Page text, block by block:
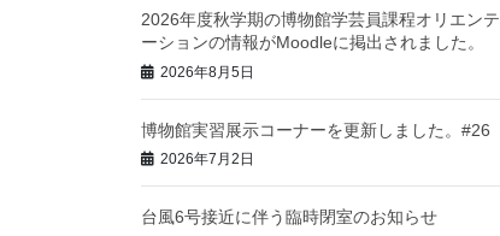
2026年度秋学期の博物館学芸員課程オリエンテ
ーションの情報がMoodleに掲出されました。
2026年8月5日
博物館実習展示コーナーを更新しました。#26
2026年7月2日
台風6号接近に伴う臨時閉室のお知らせ